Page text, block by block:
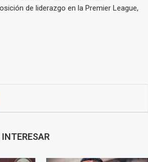
de liderazgo en la Premier League,